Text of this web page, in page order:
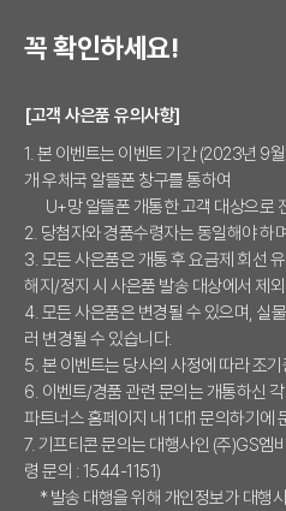
꼭 확인하세요!
[고객 사은품 유의사항]
1. 본 이벤트는 이벤트 기간 (2023년 9
개 우체국 알뜰폰 창구를 통하여
U+망 알뜰폰 개통한 고객 대상으로
2. 당첨자와 경품수령자는 동일해야 하
3. 모든 사은품은 개통 후 요금제 회선
해지/정지 시 사은품 발송 대상에서 제
4. 모든 사은품은 변경될 수 있으며, 실
러 변경될 수 있습니다.
5. 본 이벤트는 당사의 사정에 따라 조
6. 이벤트/경품 관련 문의는 개통하신
파트너스 홈페이지 내 1대1 문의하기에
7. 기프티콘 문의는 대행사인 (주)GS엠
령 문의 : 1544-1151)
* 발송 대행을 위해 개인정보가 대행